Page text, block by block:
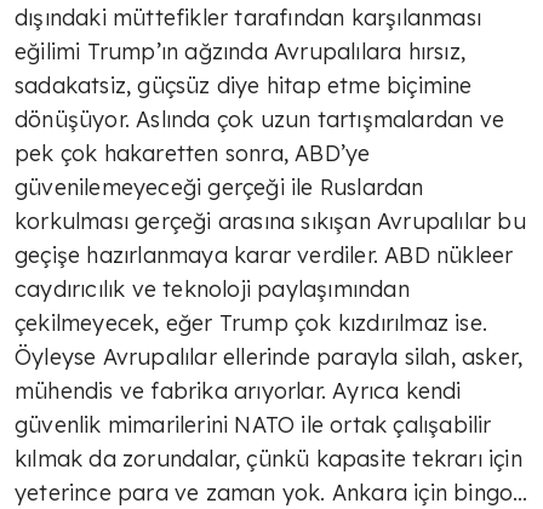
dışındaki müttefikler tarafından karşılanması
eğilimi Trump’ın ağzında Avrupalılara hırsız,
sadakatsiz, güçsüz diye hitap etme biçimine
dönüşüyor. Aslında çok uzun tartışmalardan ve
pek çok hakaretten sonra, ABD’ye
güvenilemeyeceği gerçeği ile Ruslardan
korkulması gerçeği arasına sıkışan Avrupalılar bu
geçişe hazırlanmaya karar verdiler. ABD nükleer
caydırıcılık ve teknoloji paylaşımından
çekilmeyecek, eğer Trump çok kızdırılmaz ise.
Öyleyse Avrupalılar ellerinde parayla silah, asker,
mühendis ve fabrika arıyorlar. Ayrıca kendi
güvenlik mimarilerini NATO ile ortak çalışabilir
kılmak da zorundalar, çünkü kapasite tekrarı için
yeterince para ve zaman yok. Ankara için bingo…
TÜLİN YALMAN
Ekonomide yeni eksen; sağlıklı
yaşam
TÜLİN YALMAN
Markalaşmak